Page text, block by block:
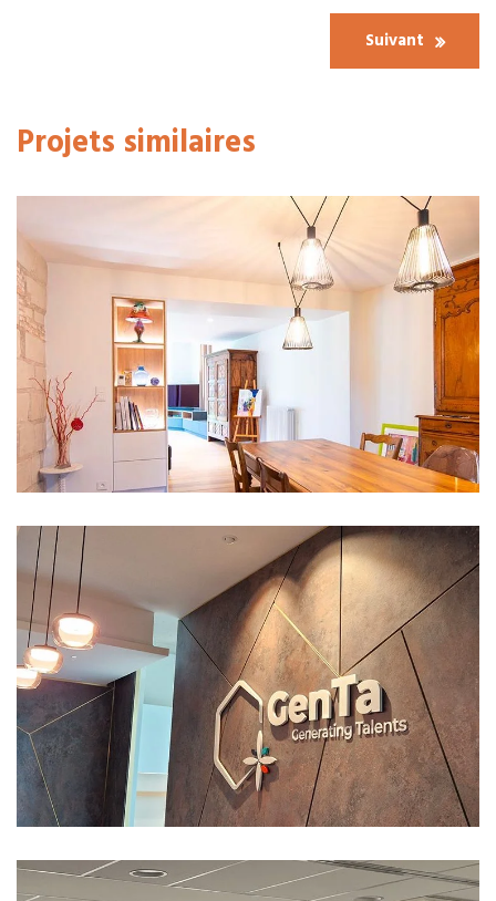
Suivant
Projets similaires
Chauffage Électricité
M G. – Rénovation salon / séjour à Angers
Chauffage Climatisation Électricité Plomberie
Tertiaire Ventilation
Steering Avocat – Aménagement de plateaux et coworking